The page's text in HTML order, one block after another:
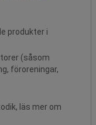
produkter i
(såsom
föroreningar,
läs mer om